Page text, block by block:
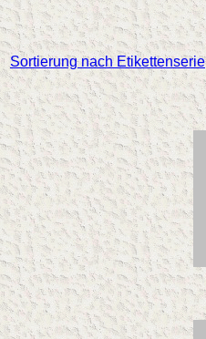
Sortierung nach Etikettenserie